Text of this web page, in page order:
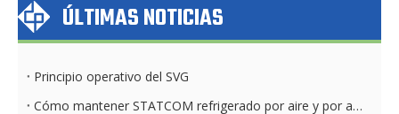
ÚLTIMAS NOTICIAS
Principio operativo del SVG
Cómo mantener STATCOM refrigerado por aire y por agua diariamente